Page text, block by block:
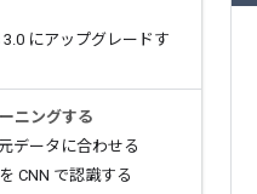
3.0 にアップグレードす
ニングする
データに合わせる
CNN で認識する